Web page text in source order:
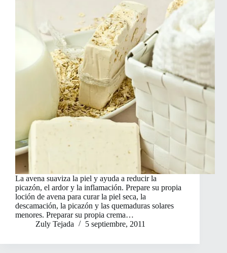
La avena suaviza la piel y ayuda a reducir la
picazón, el ardor y la inflamación. Prepare su propia
loción de avena para curar la piel seca, la
descamación, la picazón y las quemaduras solares
menores. Preparar su propia crema…
Zuly Tejada
5 septiembre, 2011